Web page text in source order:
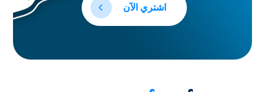
اشتري الآن